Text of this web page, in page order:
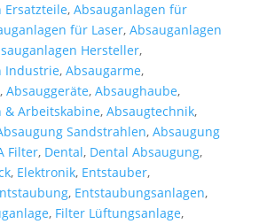
Ersatzteile, Absauganlagen für
für Laser, Absauganlagen
Hersteller,
Industrie, Absaugarme,
, Absauggeräte, Absaughaube,
& Arbeitskabine, Absaugtechnik,
Sandstrahlen, Absaugung
Filter, Dental, Dental Absaugung,
, Elektronik, Entstauber,
, Entstaubungsanlagen,
, Filter Lüftungsanlage,